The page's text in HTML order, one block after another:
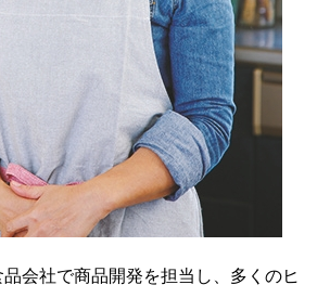
会社で商品開発を担当し、多くのヒ